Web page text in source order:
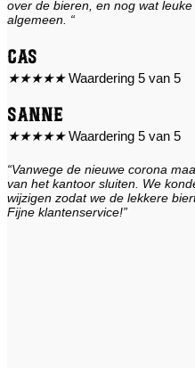
over de bieren, en nog wat
algemeen. “
Cas
★★★★★ Waardering 5 van 5
Sanne
★★★★★ Waardering 5 van 5
“Vanwege de nieuwe corona
van het kantoor sluiten. We
wijzigen zodat we de lekkere
Fijne klantenservice!”